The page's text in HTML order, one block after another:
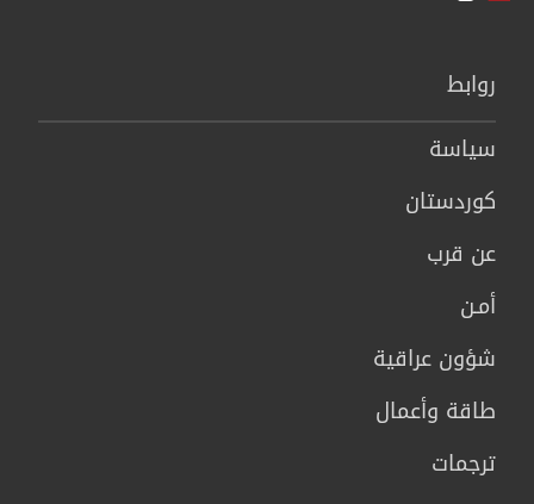
روابط
سیاسة
كوردستان
عن قرب
أمـن
شؤون عراقية
طاقة وأعمال
ترجمات